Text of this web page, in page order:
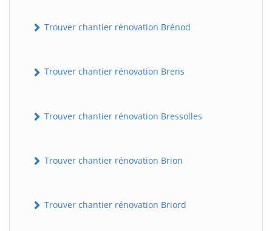
Trouver chantier rénovation Brénod
Trouver chantier rénovation Brens
Trouver chantier rénovation Bressolles
Trouver chantier rénovation Brion
Trouver chantier rénovation Briord